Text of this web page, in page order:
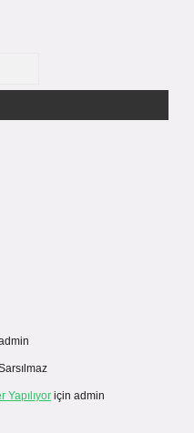
Yapılıyor için admin